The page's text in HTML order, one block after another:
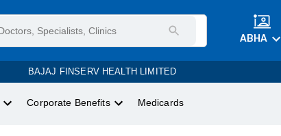
ABHA
BAJAJ FINSERV HEALTH LIMITED
Corporate Benefits Medicards